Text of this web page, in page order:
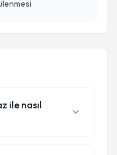
ile nasıl